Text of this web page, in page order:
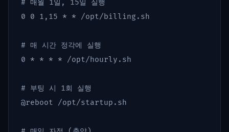
# 매월 1일, 15일 실행
0 0 1,15 * * /opt/billing.sh
# 매 시간 정각에 실행
0 * * * * /opt/hourly.sh
# 부팅 시 1회 실행
@reboot /opt/startup.sh